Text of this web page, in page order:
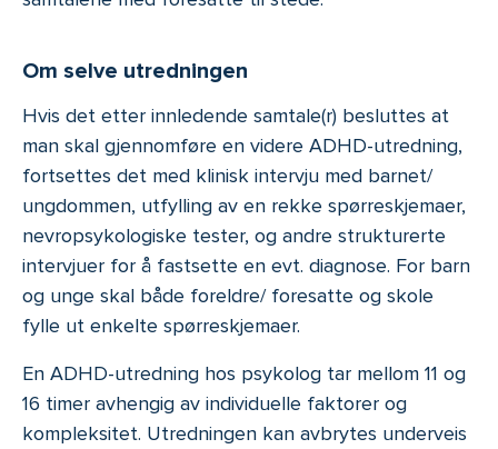
Om selve utredningen
Hvis det etter innledende samtale(r) besluttes at
man skal gjennomføre en videre ADHD-utredning,
fortsettes det med klinisk intervju med barnet/
ungdommen, utfylling av en rekke spørreskjemaer,
nevropsykologiske tester, og andre strukturerte
intervjuer for å fastsette en evt. diagnose. For barn
og unge skal både foreldre/ foresatte og skole
fylle ut enkelte spørreskjemaer.
En ADHD-utredning hos psykolog tar mellom 11 og
16 timer avhengig av individuelle faktorer og
kompleksitet. Utredningen kan avbrytes underveis